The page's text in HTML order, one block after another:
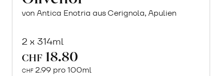
von Antica Enotria aus Cerignola, Apulien
2 x 314ml
CHF 18.80
CHF 2.99 pro 100ml